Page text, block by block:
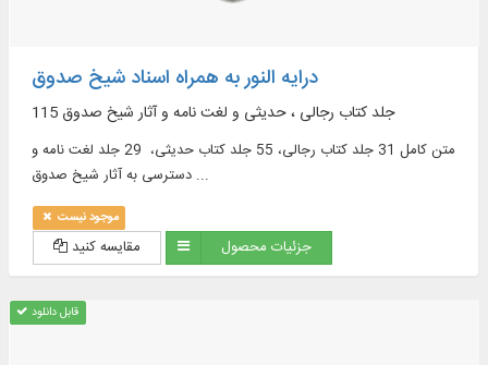
درایه النور به همراه اسناد شیخ صدوق
115 جلد کتاب رجالی ، حدیثی و لغت نامه و آثار شیخ صدوق
متن كامل 31 جلد كتاب رجالی، 55 جلد كتاب حدیثی، 29 جلد لغت‌ نامه و
دسترسی به آثار شیخ صدوق ...
موجود نیست
مقایسه کنید جزئیات محصول
قابل دانلود